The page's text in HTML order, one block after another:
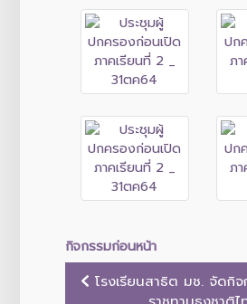
กิจกรรมก่อนหน้า
โรงเรียนสาธิต มช. จัดกิจ